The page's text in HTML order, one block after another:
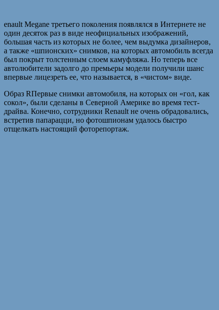
enault Megane третьего поколения появлялся в Интернете не
один десяток раз в виде неофициальных изображений,
большая часть из которых не более, чем выдумка дизайнеров,
а также «шпионских» снимков, на которых автомобиль всегда
был покрыт толстенным слоем камуфляжа. Но теперь все
автолюбители задолго до премьеры модели получили шанс
впервые лицезреть ее, что называется, в «чистом» виде.
Образ RПервые снимки автомобиля, на которых он «гол, как
сокол», были сделаны в Северной Америке во время тест-
драйва. Конечно, сотрудники Renault не очень обрадовались,
встретив папарацци, но фотошпионам удалось быстро
отщелкать настоящий фоторепортаж.